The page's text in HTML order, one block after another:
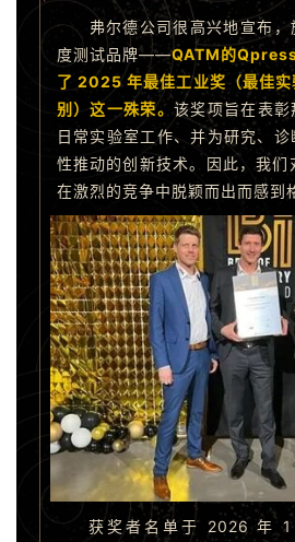
弗尔德公司很高兴地宣布
度测试品牌——QATM的
了 2025 年最佳工业奖（最佳实
别）这一殊荣。 该奖项旨在表
日常实验室工作、并为研究、
性推动的创新技术。因此，我
在激烈的竞争中脱颖而出而感到
获奖者名单于 2026 年 1